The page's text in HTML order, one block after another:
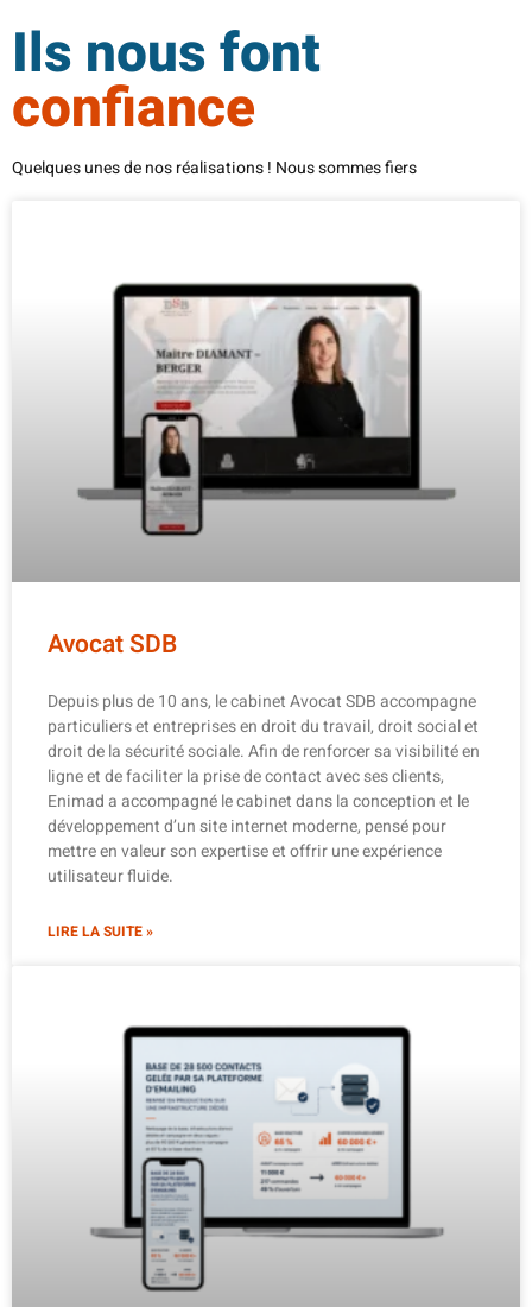
Ils nous font
confiance
Quelques unes de nos réalisations ! Nous sommes fiers
Avocat SDB
Depuis plus de 10 ans, le cabinet Avocat SDB accompagne
particuliers et entreprises en droit du travail, droit social et
droit de la sécurité sociale. Afin de renforcer sa visibilité en
ligne et de faciliter la prise de contact avec ses clients,
Enimad a accompagné le cabinet dans la conception et le
développement d’un site internet moderne, pensé pour
mettre en valeur son expertise et offrir une expérience
utilisateur fluide.
LIRE LA SUITE »